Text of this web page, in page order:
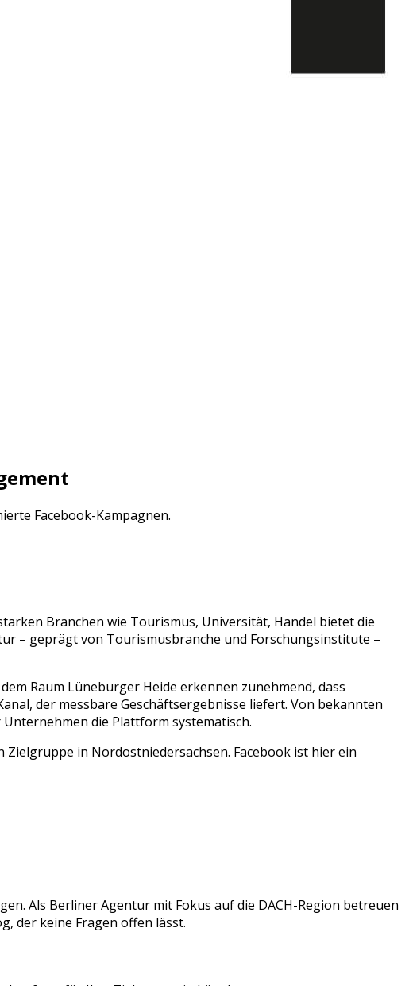
Facebook-Kampagnen.
Branchen wie Tourismus, Universität, Handel bietet die
– geprägt von Tourismusbranche und Forschungsinstitute –
Raum Lüneburger Heide erkennen zunehmend, dass
der messbare Geschäftsergebnisse liefert. Von bekannten
die Plattform systematisch.
in Nordostniedersachsen. Facebook ist hier ein
Als Berliner Agentur mit Fokus auf die DACH-Region betreuen
der keine Fragen offen lässt.